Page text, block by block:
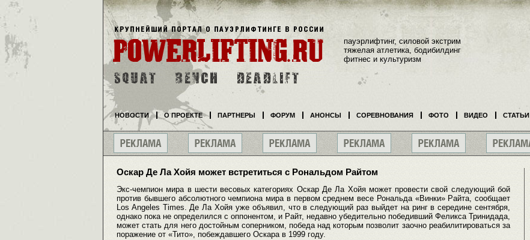
Оскар Де Ла Хойя может встретиться с Рональдом Райтом
Экс-чемпион мира в шести весовых категориях Оскар Де Ла Хойя может провести свой следующий бой
против бывшего абсолютного чемпиона мира в первом среднем весе Рональда «Винки» Райта, сообщает
Los Angeles Times. Де Ла Хойя уже объявил, что в следующий раз выйдет на ринг в середине сентября,
однако пока не определился с оппонентом, и Райт, недавно убедительно победивший Феликса Тринидада,
может стать для него достойным соперником, победа над которым позволит заочно реабилитироваться за
поражение от «Тито», побеждавшего Оскара в 1999 году.
пауэрлифтинг, силовой экстрим
тяжелая атлетика, бодибилдинг
фитнес и культуризм
НОВОСТИ О ПРОЕКТЕ ПАРТНЕРЫ ФОРУМ АНОНСЫ СОРЕВНОВАНИЯ ФОТО ВИДЕО СТАТЬИ